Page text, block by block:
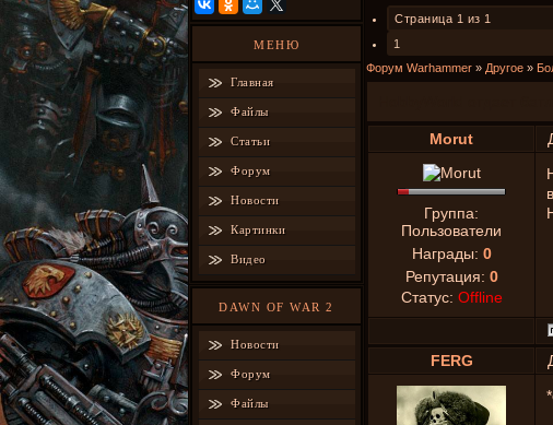
МЕНЮ
Главная
Файлы
Статьи
Форум
Новости
Картинки
Видео
DAWN OF WAR 2
Новости
Форум
Файлы
Страница 1 из 1
1
Форум Warhammer » Другое »
Morut
Группа:
Пользователи
Награды: 0
Репутация: 0
Статус: Offline
FERG